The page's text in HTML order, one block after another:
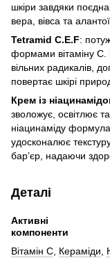
шкіри завдяки
вера, вівса та
Tetramid C.E.F:
формами вітаміну С.
вільних радикалів,
повертає шкірі
Крем із
зволожує, освітлює
ніацинаміду
удосконалює
бар’єр, надаючи
Деталі
Активні
компоненти
Вітамін С Кераміди